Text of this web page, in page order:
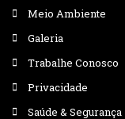
Meio Ambiente
Galeria
Trabalhe Conosco
Privacidade
Saúde & Segurança